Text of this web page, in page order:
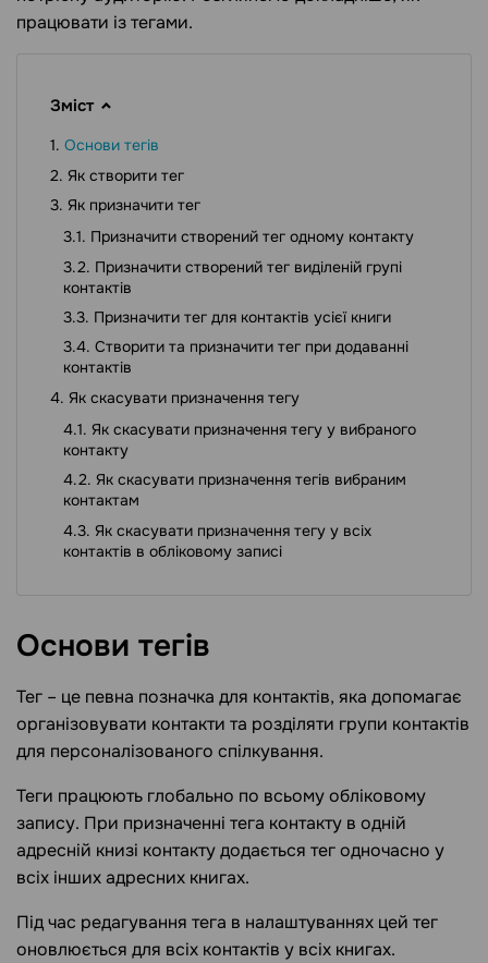
працювати із тегами.
Зміст
Основи тегів
Як створити тег
Як призначити тег
Призначити створений тег одному контакту
Призначити створений тег виділеній групі
контактів
Призначити тег для контактів усієї книги
Створити та призначити тег при додаванні
контактів
Як скасувати призначення тегу
Як скасувати призначення тегу у вибраного
контакту
Як скасувати призначення тегів вибраним
контактам
Як скасувати призначення тегу у всіх
контактів в обліковому записі
Основи тегів
Тег – це певна позначка для контактів, яка допомагає
організовувати контакти та розділяти групи контактів
для персоналізованого спілкування.
Теги працюють глобально по всьому обліковому
запису. При призначенні тега контакту в одній
адресній книзі контакту додається тег одночасно у
всіх інших адресних книгах.
Під час редагування тега в налаштуваннях цей тег
оновлюється для всіх контактів у всіх книгах.